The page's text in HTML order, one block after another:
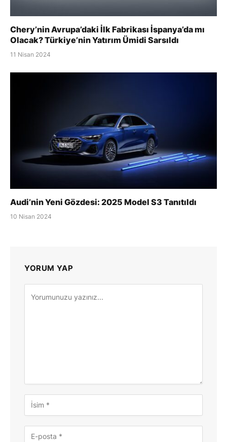
Chery’nin Avrupa’daki İlk Fabrikası İspanya’da mı
Olacak? Türkiye’nin Yatırım Ümidi Sarsıldı
11 Nisan 2024
Audi’nin Yeni Gözdesi: 2025 Model S3 Tanıtıldı
10 Nisan 2024
YORUM YAP